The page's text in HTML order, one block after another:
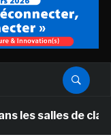
salles de classe